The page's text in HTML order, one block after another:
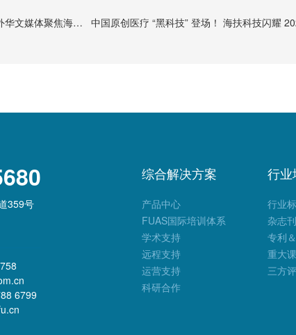
技见证“重庆智造”力量 中国原创医疗 “黑科技” 登场！ 海扶科技闪耀 2025 世界智
359号
6799
综合解决方案
产品中心
FUAS国际培训体系
学术支持
远程支持
运营支持
科研合作
行业
行业
杂志
专利
重大
三方